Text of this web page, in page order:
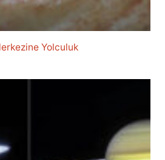
Yolculuk